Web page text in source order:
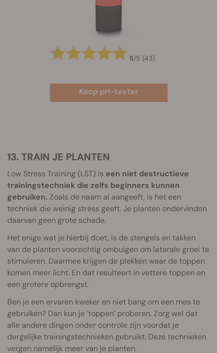
5/5 (43)
Koop pH-tester
13. TRAIN JE PLANTEN
Low Stress Training (LST) is een niet destructieve
trainingstechniek die zelfs beginners kunnen
gebruiken. Zoals de naam al aangeeft, is het een
techniek die weinig stress geeft. Je planten ondervinden
daarvan geen grote schade.
Het enige wat je hierbij doet, is de stengels en takken
van de planten voorzichtig ombuigen om laterale groei te
stimuleren. Daarmee krijgen de plekken waar de toppen
komen meer licht. En dat resulteert in vettere toppen en
een grotere opbrengst.
Ben je een ervaren kweker en niet bang om een mes te
gebruiken? Dan kun je ‘toppen’ proberen. Zorg wel dat
alle andere dingen onder controle zijn voordat je
dergelijke trainingstechnieken gebruikt. Deze technieken
vergen namelijk meer van je planten.